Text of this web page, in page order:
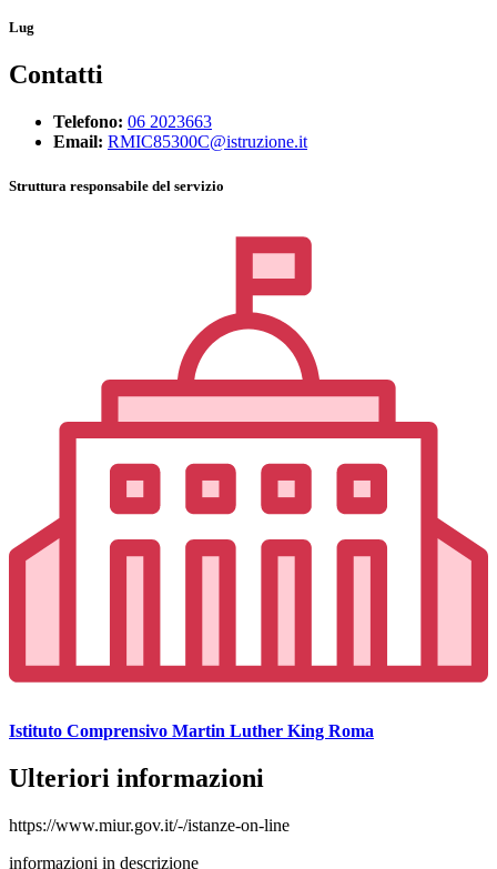
Lug
Contatti
Telefono: 06 2023663
Email: RMIC85300C@istruzione.it
Struttura responsabile del servizio
Istituto Comprensivo Martin Luther King Roma
Ulteriori informazioni
https://www.miur.gov.it/-/istanze-on-line
informazioni in descrizione